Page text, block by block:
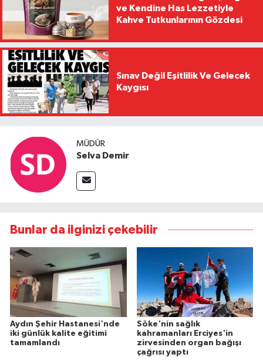
ve Kendine Has Lezzetiyle
Kahve Tutkunlarının Gözdesi
Sınav Değil Eşitlilik Ve Gelecek
Kaygısı
MÜDÜR
Selva Demir
Bunlar da ilginizi çekebilir
Aydın Şehir Hastanesi'nde
iki günlük kalite eğitimi
tamamlandı
Söke'nin sağlık
kahramanları Erciyes'in
zirvesinden organ bağışı
çağrısı yaptı